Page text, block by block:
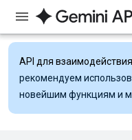
API для взаимодействия
рекомендуем
новейшим функциям и